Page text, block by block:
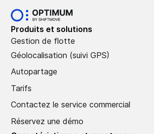
Produits et solutions
Gestion de flotte
Géolocalisation (suivi GPS)
Autopartage
Tarifs
Contactez le service commercial
Réservez une démo